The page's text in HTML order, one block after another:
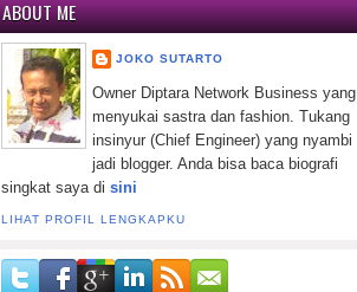
ABOUT ME
JOKO SUTARTO
Owner Diptara Network Business yang
menyukai sastra dan fashion. Tukang
insinyur (Chief Engineer) yang nyambi
jadi blogger. Anda bisa baca biografi
singkat saya di sini
LIHAT PROFIL LENGKAPKU